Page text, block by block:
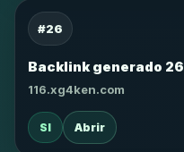
#26
Backlink generado 26
116.xg4ken.com
SI Abrir